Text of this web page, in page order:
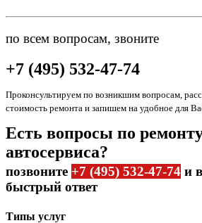
по всем вопросам, звоните
+7 (495) 532-47-74
Проконсультируем по возникшим вопросам,
стоимость ремонта и запишем на удобное для
Есть вопросы по
автосервиса?
позвоните +7 (495) 532-47-74 и
быстрый ответ
Типы услуг